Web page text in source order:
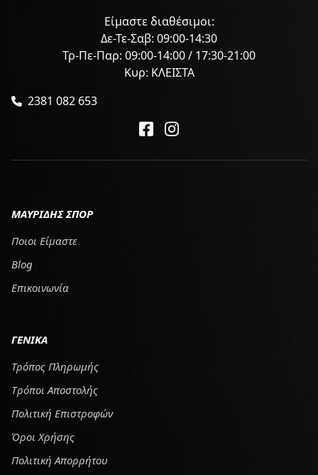
Είμαστε διαθέσιμοι:
Δε-Τε-Σαβ: 09:00-14:30
Τρ-Πε-Παρ: 09:00-14:00 / 17:30-21:00
Κυρ: ΚΛΕΙΣΤΑ
2381 082 653
ΜΑΥΡΙΔΗΣ ΣΠΟΡ
Ποιοι Είμαστε
Blog
Επικοινωνία
ΓΕΝΙΚΑ
Τρόπος Πληρωμής
Tρόποι Αποστολής
Πολιτική Επιστροφών
Όροι Χρήσης
Πολιτική Απορρήτου